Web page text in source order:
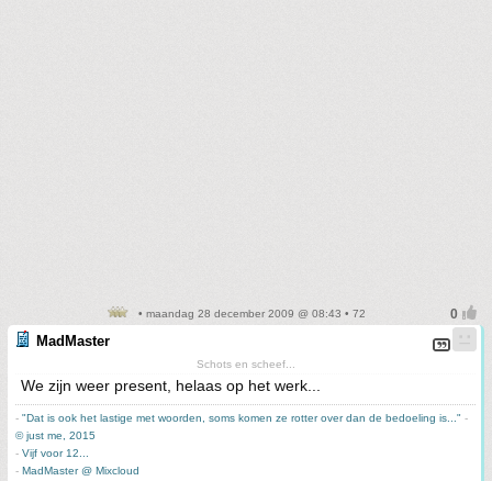
• maandag 28 december 2009 @ 08:43 • 72
MadMaster
Schots en scheef...
We zijn weer present, helaas op het werk...
- "Dat is ook het lastige met woorden, soms komen ze rotter over dan de bedoeling is..." -
© just me, 2015
- Vijf voor 12...
- MadMaster @ Mixcloud